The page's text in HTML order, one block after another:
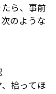
ら、事前
のような
拾ってほ